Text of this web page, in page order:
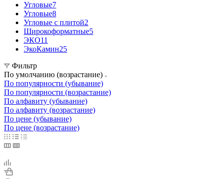
Угловые7
Угловые8
Угловые с плитой2
Широкоформатные5
ЭКО11
ЭкоКамин25
Фильтр
По умолчанию (возрастание)
По популярности (убывание)
По популярности (возрастание)
По алфавиту (убывание)
По алфавиту (возрастание)
По цене (убывание)
По цене (возрастание)